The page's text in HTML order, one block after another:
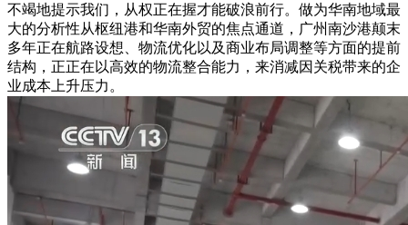
不竭地提示我们，从权正在握才能破浪前行。做为华南地域最
大的分析性从枢纽港和华南外贸的焦点通道，广州南沙港颠末
多年正在航路设想、物流优化以及商业布局调整等方面的提前
结构，正正在以高效的物流整合能力，来消减因关税带来的企
业成本上升压力。